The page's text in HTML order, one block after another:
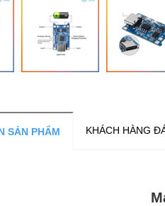
SẢN PHẨM KHÁCH HÀNG